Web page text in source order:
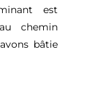
est
chemin
bâtie